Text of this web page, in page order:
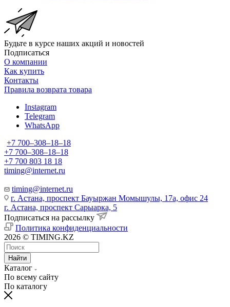
Будьте в курсе наших акций и новостей
Подписаться
О компании
Как купить
Контакты
Правила возврата товара
Instagram
Telegram
WhatsApp
+7 700‒308‒18‒18
+7 700‒308‒18‒18
+7 700 803 18 18
timing@internet.ru
timing@internet.ru
г. Астана, проспект Бауыржан Момышулы, 17а, офис 24
г. Астана, проспект Сарыарка, 5
Подписаться на рассылку
Политика конфиденциальности
2026 © TIMING.KZ
Найти
Каталог
По всему сайту
По каталогу